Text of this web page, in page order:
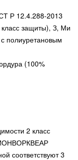
Р 12.4.288-2013
защиты), З, Ми
полиуретановым
(100%
2 класс
соответствуют 3